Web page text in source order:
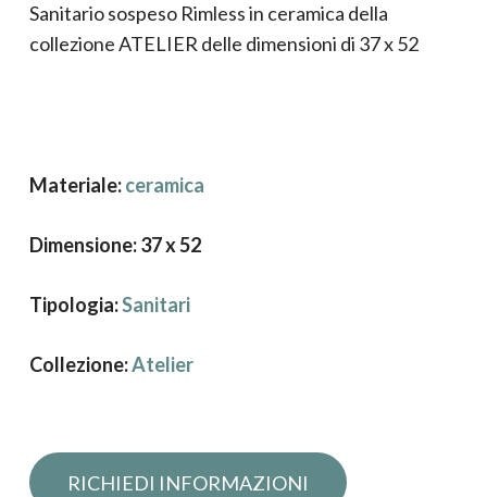
Sanitario sospeso Rimless in ceramica della
collezione ATELIER delle dimensioni di 37 x 52
Materiale:ceramica
Dimensione: 37 x 52
Tipologia:Sanitari
Collezione:Atelier
Richiedi informazioni